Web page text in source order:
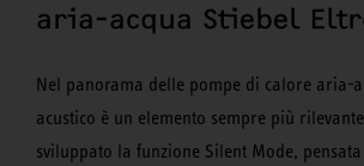
aria-acqua Stiebel
Nel panorama delle pompe di calore aria-
acustico è un elemento sempre più
sviluppato la funzione Silent Mode,